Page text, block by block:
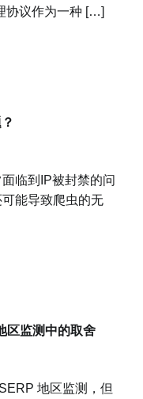
协议作为一种 […]
临到IP被封禁的问
能导致爬虫的无
区监测中的取舍
地区监测，但